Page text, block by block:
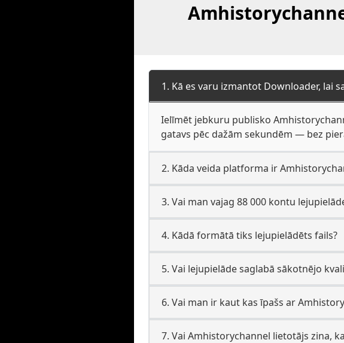
1. Kā es varu izmantot Downloader, lai
Ielīmēt jebkuru publisko
gatavs pēc dažām sekundēm — bez
2. Kāda veida platforma ir
3. Vai man vajag 88 000 kontu
4. Kādā formātā tiks lejupielādēts fails?
5. Vai lejupielāde saglabā sākotnējo
6. Vai man ir kaut kas īpašs ar
7. Vai Amhistorychannel lietotājs zina,